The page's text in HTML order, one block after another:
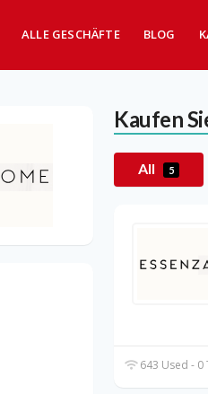
ALLE GESCHÄFTE BLOG
Kaufen
All 5
643 Used - 0